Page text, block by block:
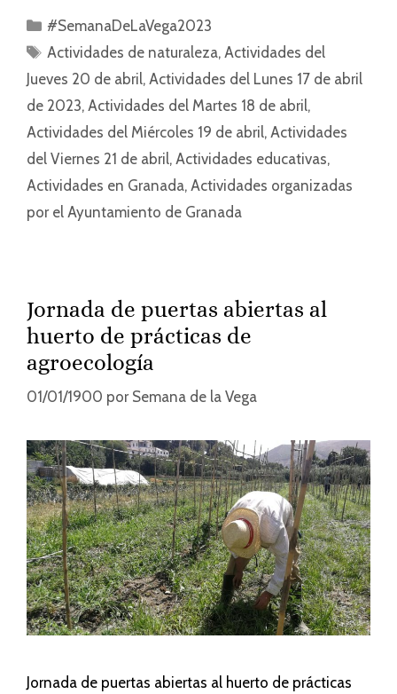
#SemanaDeLaVega2023
Actividades de naturaleza, Actividades del
Jueves 20 de abril, Actividades del Lunes 17 de abril
de 2023, Actividades del Martes 18 de abril,
Actividades del Miércoles 19 de abril, Actividades
del Viernes 21 de abril, Actividades educativas,
Actividades en Granada, Actividades organizadas
por el Ayuntamiento de Granada
Jornada de puertas abiertas al
huerto de prácticas de
agroecología
01/01/1900 por Semana de la Vega
Jornada de puertas abiertas al huerto de prácticas